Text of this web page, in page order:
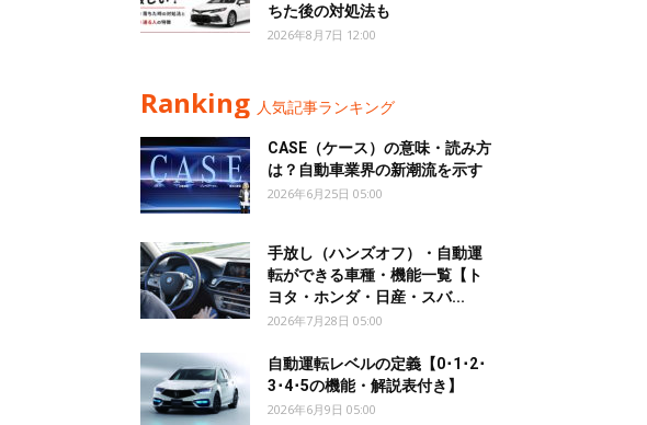
ちた後の対処法も
2026年8月7日 12:00
Ranking 人気記事ランキング
CASE（ケース）の意味・読み方
は？自動車業界の新潮流を示す
2026年6月25日 05:00
手放し（ハンズオフ）・自動運
転ができる車種・機能一覧【ト
ヨタ・ホンダ・日産・スバ...
2026年7月28日 05:00
自動運転レベルの定義【0･1･2･
3･4･5の機能・解説表付き】
2026年6月9日 05:00